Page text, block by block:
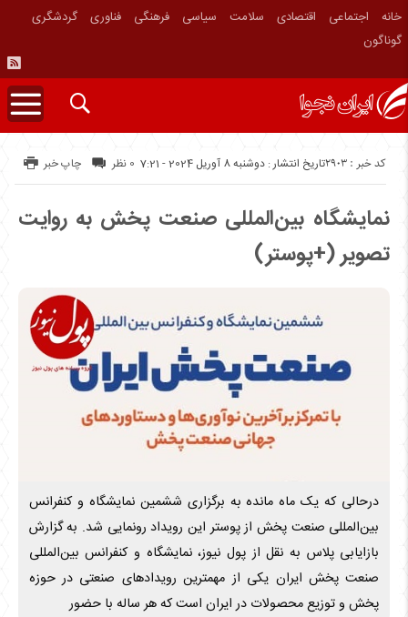
خانه اجتماعی اقتصادی سلامت سیاسی فرهنگی فناوری
گردشگری
گوناگون
تاریخ انتشار : دوشنبه 8 آوریل 2024 - 7:21 کد خبر : 2903 چاپ خبر 0 نظر
نمایشگاه بین‌المللی صنعت پخش به روایت
تصویر (+پوستر)
درحالی که یک ماه مانده به برگزاری ششمین نمایشگاه و کنفرانس
بین‌المللی صنعت پخش از پوستر این رویداد رونمایی شد. به گزارش
بازایابی پلاس به نقل از پول نیوز، نمایشگاه و کنفرانس بین‌المللی
صنعت پخش ایران یکی از مهمترین رویدادهای صنعتی در حوزه
پخش و توزیع محصولات در ایران است که هر ساله با حضور